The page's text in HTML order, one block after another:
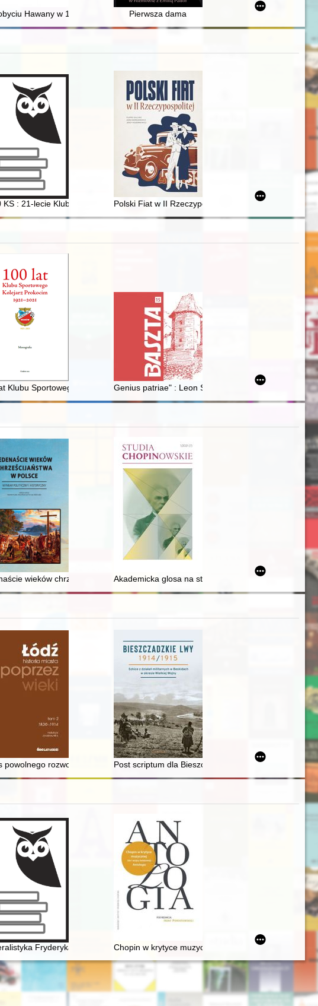
Kopernika w latach 1989-2018 : praca zbiorowa
Hawany w 1762 roku : "dla wzbogacenia rodziny Keppelów"
Pierwsza dama
Instytutu Polskiej Akademii Nauk
KS : 21-lecie Klubu Studio : 60-lecie Kultury StudenckiejPolski Fiat w II Rzeczypospolitej : historia Fiata na
aktywność wywiadu PRL
i konserwacja
Klubu Sportowego Kolejarz Prokocim 1921-2021 : monografia
Genius patriae" : Leon Stanley Kawecki (1921-2000) :
: XVI, XVII i XVIII wieku
wieków chrześcijaństwa : wymiar polityczny i historyczny
Akademicka glosa na stulecie śmierci Władysława
of Poland
podlaskich Ukraińców na tle wojny obecnej FR przeciwko Ukrainie
powolnego rozwoju (1831-1864)Post scriptum dla Bieszczadów XX wieku z "marsem
Józefa Szymona Kurowskiego ze zbiorów Biblioteki Narodowej
nad rodziną Tytusa Woyciechowskiego
Fryderyka Chopina. Margines czy integralna część jego sztuki?
Chopin w krytyce muzycznej (do I wojny światowej).